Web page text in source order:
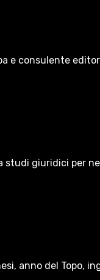
e consulente
giuridici per
anno del Topo,